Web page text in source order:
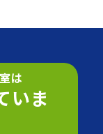
は
いま